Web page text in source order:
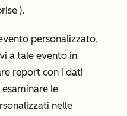
).
personalizzato,
a tale evento in
report con i dati
le
nelle